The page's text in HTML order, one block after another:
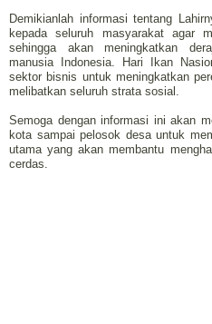
Demikianlah informasi tentang
kepada seluruh masyarakat agar
sehingga akan meningkatkan
manusia Indonesia. Hari Ikan
sektor bisnis untuk meningkatkan
melibatkan seluruh strata sosial.
Semoga dengan informasi ini akan
kota sampai pelosok desa untuk
utama yang akan membantu
cerdas.